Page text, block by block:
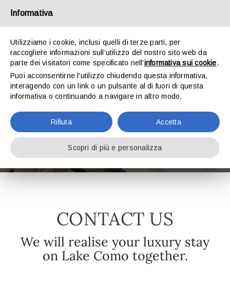
ABOUT US
SUITES
EVENT SPACES
TURISM
Contact us
CONTACT US
We will realise your luxury stay
on Lake Como together.
Informativa
Utilizziamo i cookie, inclusi quelli di terze parti, per
raccogliere informazioni sull’utilizzo del nostro sito web da
parte dei visitatori come specificato nell'informativa sui cookie.
Puoi acconsentirne l'utilizzo chiudendo questa informativa,
interagendo con un link o un pulsante al di fuori di questa
informativa o continuando a navigare in altro modo.
Rifiuta Accetta
Scopri di più e personalizza